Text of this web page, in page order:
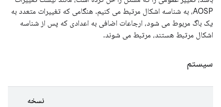
AOSP، به شناسه اشکال مرتبط می کنیم. هنگامی که تغییرات متعدد به
یک باگ مربوط می شود، ارجاعات اضافی به اعدادی که پس از شناسه
اشکال مرتبط هستند، مرتبط می شوند.
سیستم
نسخه